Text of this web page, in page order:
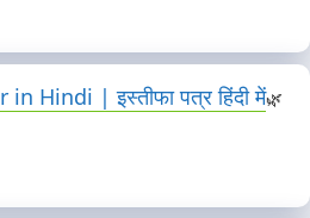
Hindi | इस्तीफा पत्र हिंदी में